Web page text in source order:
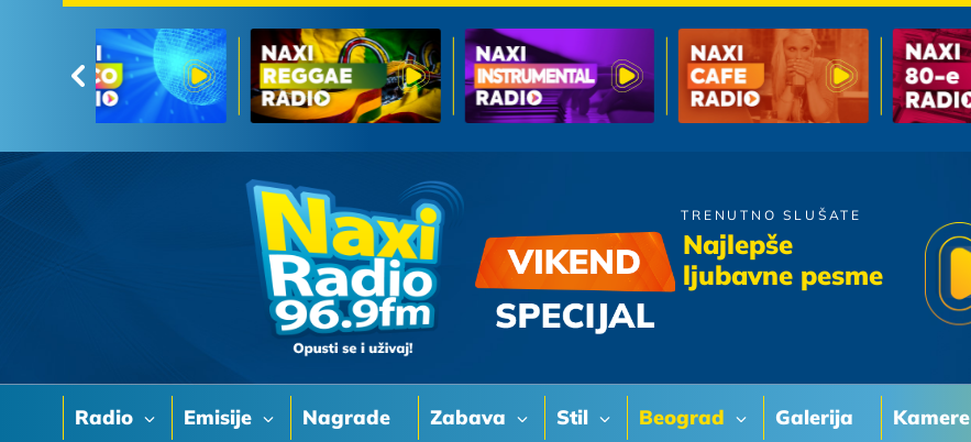
Radio Emisije Nagrade Zabava Stil Beograd Galerija Kamere
TRENUTNO SLUŠATE
Najlepše
ljubavne pesme